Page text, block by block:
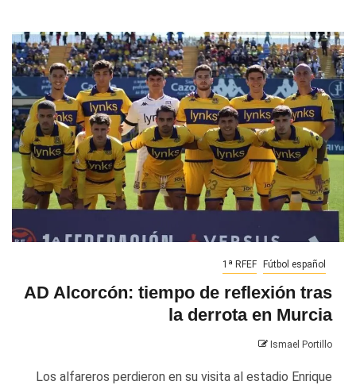
1ª RFEF Fútbol español
AD Alcorcón: tiempo de reflexión tras
la derrota en Murcia
Ismael Portillo
Los alfareros perdieron en su visita al estadio Enrique